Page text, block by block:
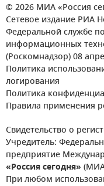
© 2026 МИА «Россия
Сетевое издание РИА
Федеральной службе
информационных
(Роскомнадзор) 08
Политика
логирования
Политика
Правила применения
Свидетельство о
Учредитель:
предприятие
«Россия сегодня» (МИА
При любом